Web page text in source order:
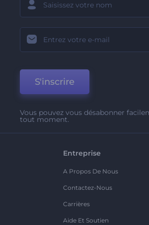
S'inscrire
Vous pouvez vous désabonner
tout moment.
Entreprise
A Propos De Nous
Contactez-Nous
Carrières
Aide Et Soutien